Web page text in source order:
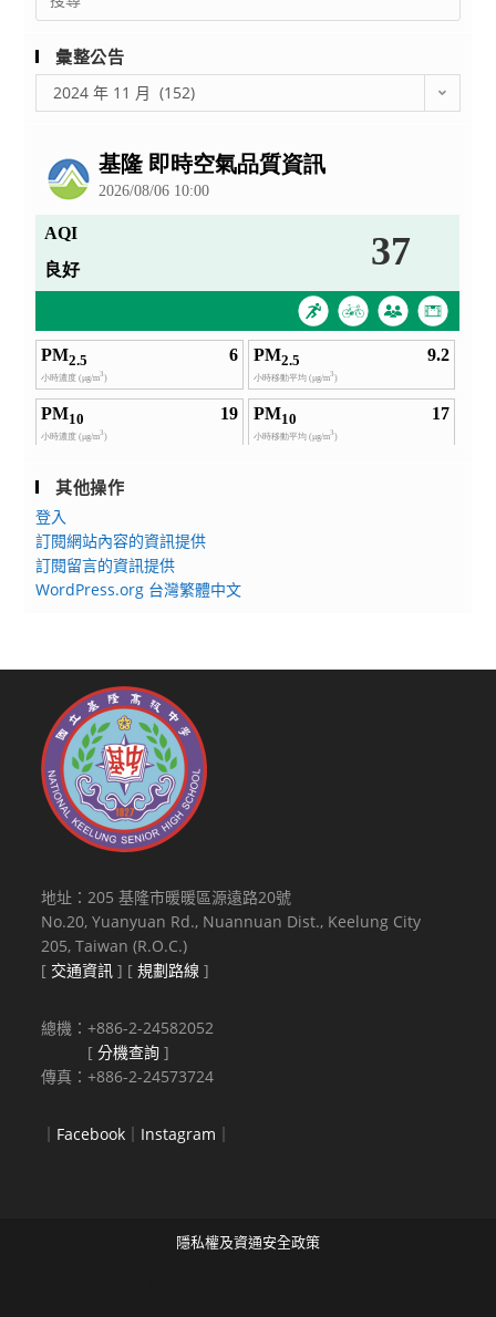
北
立
南
高
級
for:
彙整公告
整
2024 年 11 月 (152)
其他操作
登入
訂閱網站內容的資訊提供
訂閱留言的資訊提供
WordPress.org 台灣繁體中文
地址：205 基隆市暖暖區源遠路20號
No.20, Yuanyuan Rd., Nuannuan Dist., Keelung City
205, Taiwan (R.O.C.)
[ 交通資訊 ] [規劃路線 ]
總機：+886-2-24582052
[分機查詢 ]
傳真：+886-2-24573724
｜ Facebook ｜ Instagram ｜
隱私權及資通安全政策